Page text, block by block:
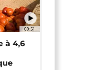
00:51
à 4,6